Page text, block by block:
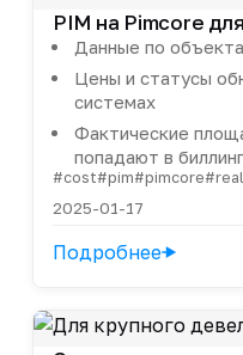
PIM на Pimcore
Данные по
Цены и статусы
системах
Фактические
попадают в биллинг
#cost#pim#pimcore
2025-01-17
Подробнее